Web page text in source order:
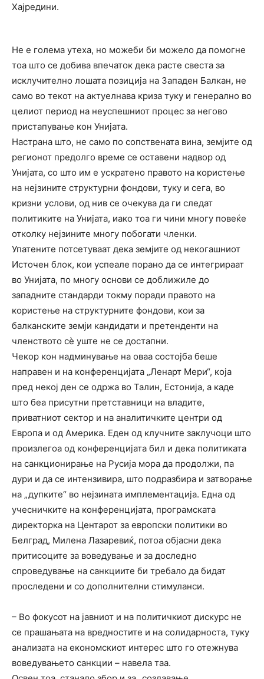
Хајредини.
Не е голема утеха, но можеби би можело да помогне
тоа што се добива впечаток дека расте свеста за
исклучително лошата позиција на Западен Балкан, не
само во текот на актуелнава криза туку и генерално во
целиот период на неуспешниот процес за негово
пристапување кон Унијата.
Настрана што, не само по сопствената вина, земјите од
регионот предолго време се оставени надвор од
Унијата, со што им е ускратено правото на користење
на нејзините структурни фондови, туку и сега, во
кризни услови, од нив се очекува да ги следат
политиките на Унијата, иако тоа ги чини многу повеќе
отколку нејзините многу побогати членки.
Упатените потсетуваат дека земјите од некогашниот
Источен блок, кои успеале порано да се интегрираат
во Унијата, по многу основи се доближиле до
западните стандарди токму поради правото на
користење на структурните фондови, кои за
балканските земји кандидати и претенденти на
членството сѐ уште не се достапни.
Чекор кон надминување на оваа состојба беше
направен и на конференцијата „Ленарт Мери“, која
пред некој ден се одржа во Талин, Естонија, а каде
што беа присутни претставници на владите,
приватниот сектор и на аналитичките центри од
Европа и од Америка. Еден од клучните заклучоци што
произлегоа од конференцијата бил и дека политиката
на санкционирање на Русија мора да продолжи, па
дури и да се интензивира, што подразбира и затворање
на „дупките“ во нејзината имплементација. Една од
учесничките на конференцијата, програмската
директорка на Центарот за европски политики во
Белград, Милена Лазаревиќ, потоа објасни дека
притисоците за воведување и за доследно
спроведување на санкциите би требало да бидат
проследени и со дополнителни стимуланси.
– Во фокусот на јавниот и на политичкиот дискурс не
се прашањата на вредностите и на солидарноста, туку
анализата на економскиот интерес што го отежнува
воведувањето санкции – навела таа.